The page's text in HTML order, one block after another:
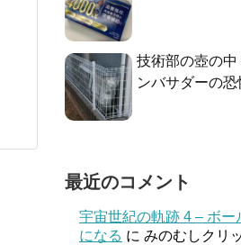
技術部の壺の中
ンバサダーの恐
最近のコメント
宇宙世紀の軌跡 4 – ボー
になる に みのむしクリ